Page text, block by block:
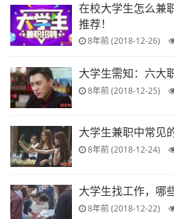
在校大学生怎么兼
推荐！
8年前 (2018-12-26)
大学生需知：六大
8年前 (2018-12-25)
大学生兼职中常见
8年前 (2018-12-24)
大学生找工作，哪
8年前 (2018-12-22)